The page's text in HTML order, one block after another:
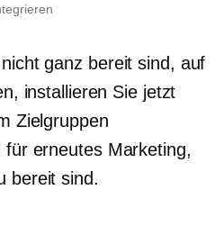
ganz bereit sind, auf
installieren Sie jetzt
Zielgruppen
erneutes Marketing,
bereit sind.